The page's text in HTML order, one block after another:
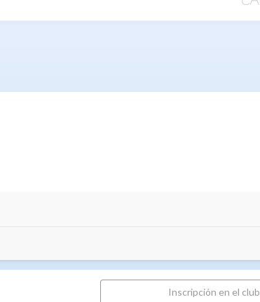
Inscripción en el club